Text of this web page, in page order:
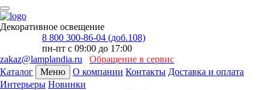
Декоративное освещение
8 800 300-86-04 (доб.108)
пн-пт с 09:00 до 17:00
zakaz@lamplandia.ru
Обращение в сервис
Каталог
Меню О компании Контакты Доставка и оплата
Интерьеры Новинки